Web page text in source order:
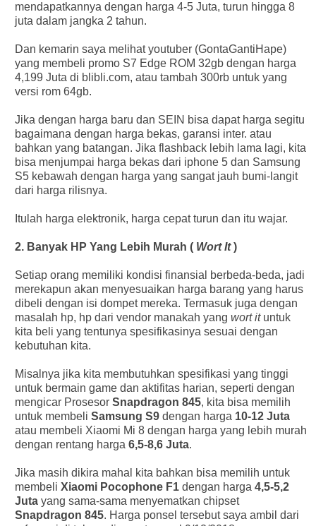
mendapatkannya dengan harga 4-5 Juta, turun hingga 8
juta dalam jangka 2 tahun.
Dan kemarin saya melihat youtuber (GontaGantiHape)
yang membeli promo S7 Edge ROM 32gb dengan harga
4,199 Juta di blibli.com, atau tambah 300rb untuk yang
versi rom 64gb.
Jika dengan harga baru dan SEIN bisa dapat harga segitu
bagaimana dengan harga bekas, garansi inter. atau
bahkan yang batangan. Jika flashback lebih lama lagi, kita
bisa menjumpai harga bekas dari iphone 5 dan Samsung
S5 kebawah dengan harga yang sangat jauh bumi-langit
dari harga rilisnya.
Itulah harga elektronik, harga cepat turun dan itu wajar.
2. Banyak HP Yang Lebih Murah ( Wort It)
Setiap orang memiliki kondisi finansial berbeda-beda, jadi
merekapun akan menyesuaikan harga barang yang harus
dibeli dengan isi dompet mereka. Termasuk juga dengan
masalah hp, hp dari vendor manakah yang wort ituntuk
kita beli yang tentunya spesifikasinya sesuai dengan
kebutuhan kita.
Misalnya jika kita membutuhkan spesifikasi yang tinggi
untuk bermain game dan aktifitas harian, seperti dengan
mengicar Prosesor Snapdragon 845, kita bisa memilih
untuk membeli Samsung S9dengan harga 10-12 Juta
atau membeli Xiaomi Mi 8 dengan harga yang lebih murah
dengan rentang harga 6,5-8,6 Juta.
Jika masih dikira mahal kita bahkan bisa memilih untuk
membeli Xiaomi Pocophone F1dengan harga 4,5-5,2
Jutayang sama-sama menyematkan chipset
Snapdragon 845. Harga ponsel tersebut saya ambil dari